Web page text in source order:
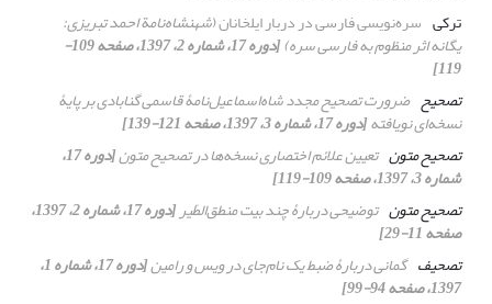
ترکی سره‌نویسی فارسی در دربار ایلخانان (شهنشاه‌نامةاحمد تبریزی:
یگانه اثر منظوم به فارسی سره) [دوره 17، شماره 2، 1397، صفحه 109-
119]
تصحیح ضرورت تصحیح مجدد شاه‌اسماعیل‌نامۀ قاسمی گنابادی بر پایۀ
نسخه‌ای نویافته[دوره 17، شماره 3، 1397، صفحه 121-139]
تصحیح متون تعیین علائم اختصاری نسخه‌ها در تصحیح متون [دوره 17،
شماره 3، 1397، صفحه 109-119]
تصحیح متون توضیحی دربارۀ چند بیتمنطق‌الطّیر [دوره 17، شماره 2، 1397،
صفحه 11-29]
تصحیف گمانی دربارۀ ضبط یک نام‌جای در ویس و رامین [دوره 17، شماره 1،
1397، صفحه 94-99]